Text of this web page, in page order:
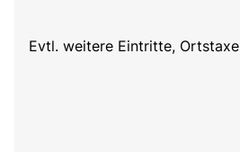
Evtl. weitere Eintritte, Ortstaxe